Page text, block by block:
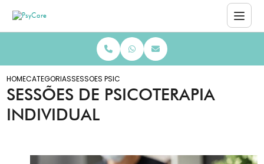
HOMECATEGORIASSESSOES PSICOTERAPIA INDIVIDUAL
SESSÕES DE PSICOTERAPIA
INDIVIDUAL